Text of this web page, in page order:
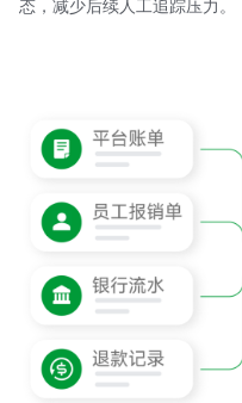
态，减少后续人工追踪压力。